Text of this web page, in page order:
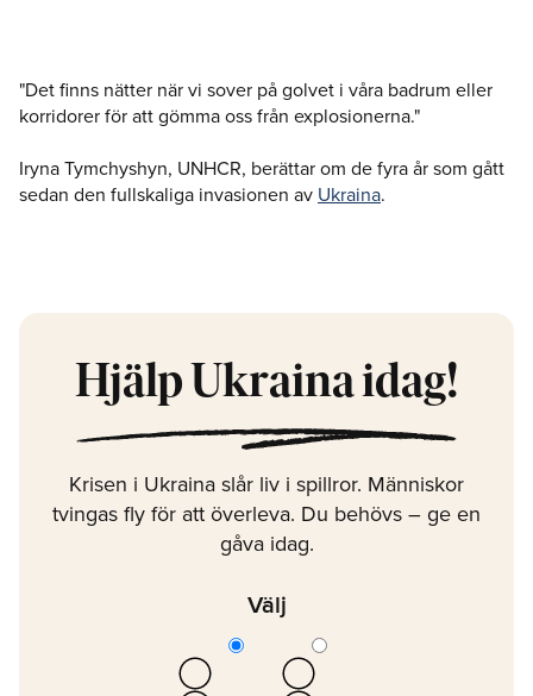
"Det finns nätter när vi sover på golvet i våra badrum eller
korridorer för att gömma oss från explosionerna."
Iryna Tymchyshyn, UNHCR, berättar om de fyra år som gått
sedan den fullskaliga invasionen av Ukraina.
Hjälp Ukraina idag!
Krisen i Ukraina slår liv i spillror. Människor
tvingas fly för att överleva. Du behövs – ge en
gåva idag.
Välj